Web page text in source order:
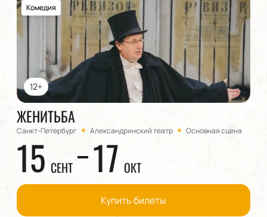
12+
Комедия
ЖЕНИТЬБА
Санкт-Петербург Александринский театр Основная сцена
15 СЕНТ 17 ОКТ
Купить билеты